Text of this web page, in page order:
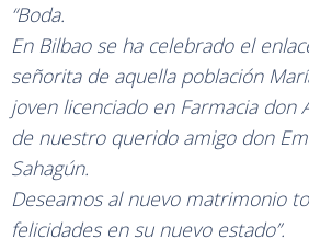
“Boda.
En Bilbao se ha celebrado el
señorita de aquella población
joven licenciado en Farmacia don
de nuestro querido amigo don
Sahagún.
Deseamos al nuevo matrimonio
felicidades en su nuevo estado”.